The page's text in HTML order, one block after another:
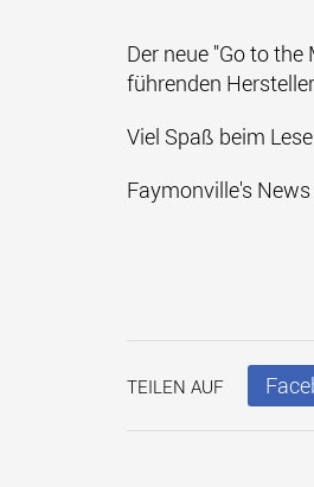
Der neue "Go to
führenden
Viel Spaß beim
Faymonville's
TEILEN AUF